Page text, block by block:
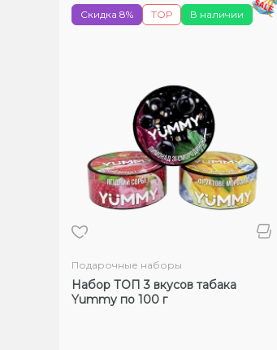
В наличии
Скидка 8% ТОР
Подарочные наборы
Набор ТОП 3 вкусов табака
Yummy по 100 г